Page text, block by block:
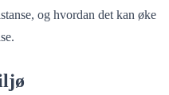
og hvordan det kan øke